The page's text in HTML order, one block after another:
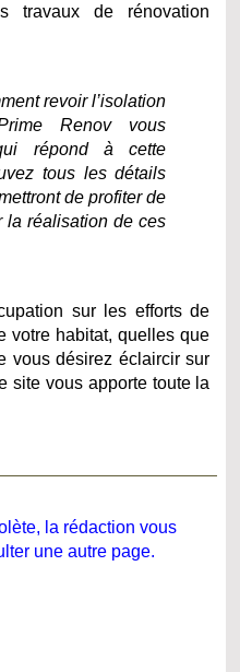
travaux de rénovation
revoir l’isolation
Renov vous
répond à cette
tous les détails
de profiter de
la réalisation de ces
sur les efforts de
votre habitat, quelles que
vous désirez éclaircir sur
site vous apporte toute la
la rédaction vous
une autre page.